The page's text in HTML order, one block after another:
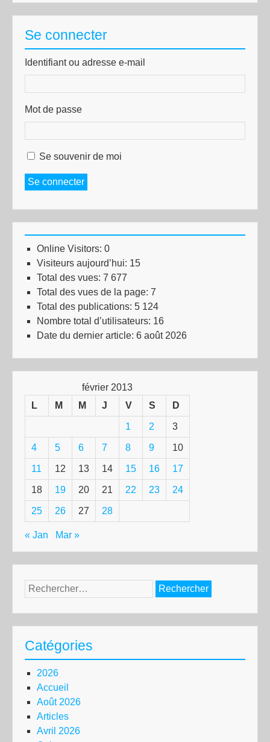
Se connecter
Identifiant ou adresse e-mail
Mot de passe
Se souvenir de moi
Se connecter
Online Visitors: 0
Visiteurs aujourd’hui: 15
Total des vues: 7 677
Total des vues de la page: 7
Total des publications: 5 124
Nombre total d’utilisateurs: 16
Date du dernier article: 6 août 2026
février 2013
L
M M J V S D
1 2 3
4 5 6 7 8 9 10
11 12 13 14 15 16 17
18 19 20 21 22 23 24
25 26 27 28
« Jan Mar »
Rechercher :
Catégories
2026
Accueil
Août 2026
Articles
Avril 2026